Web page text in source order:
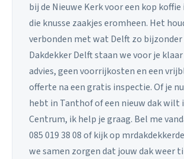
bij de Nieuwe Kerk voor een kop koffie
die knusse zaakjes eromheen. Het
verbonden met wat Delft zo
Dakdekker Delft staan we voor je
advies, geen voorrijkosten en een
offerte na een gratis inspectie. Of je
hebt in Tanthof of een nieuw dak wilt
Centrum, ik help je graag. Bel me
085 019 38 08 of kijk op
we samen zorgen dat jouw dak weer